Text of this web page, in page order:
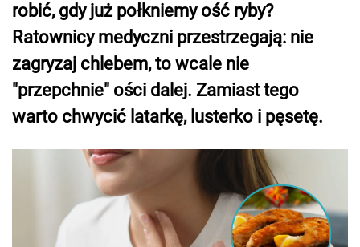
robić, gdy już połkniemy ość ryby?
Ratownicy medyczni przestrzegają: nie
zagryzaj chlebem, to wcale nie
"przepchnie" ości dalej. Zamiast tego
warto chwycić latarkę, lusterko i pęsetę.